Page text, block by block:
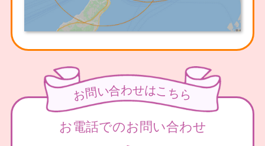
お問い合わせはこ ち ら
お電話でのお問い合わせ